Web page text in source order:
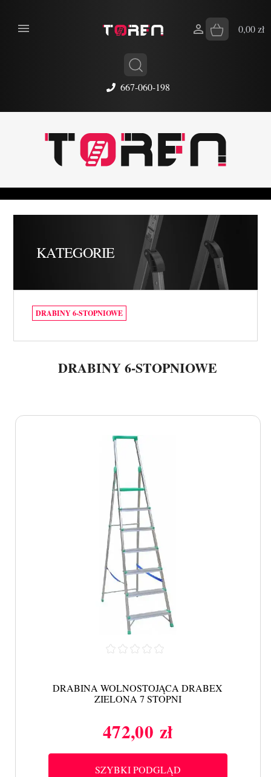
667-060-198
 0,00 zł

KATEGORIE
DRABINY 6-STOPNIOWE
DRABINY 6-STOPNIOWE
DRABINA WOLNOSTOJĄCA DRABEX
ZIELONA 7 STOPNI
Cena
472,00 zł
SZYBKI PODGLĄD